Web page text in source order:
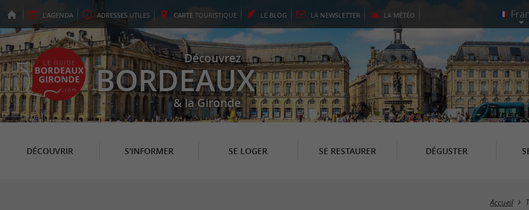
L'AGENDA ADRESSES UTILES CARTE TOURISTIQUE LE BLOG LA NEWSLETTER LA MÉTÉO
Découvrez
BORDEAUX
& la Gironde
DÉCOUVRIR S'INFORMER SE LOGER SE RESTAURER DÉGUSTER
Accueil